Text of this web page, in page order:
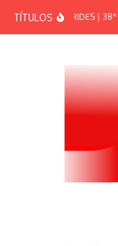
TÍTULOSEFEMÉRIDES |